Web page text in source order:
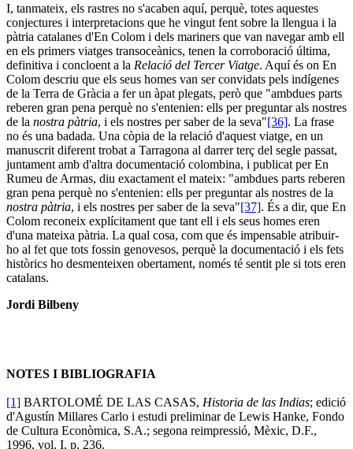
I, tanmateix, els rastres no s'acaben aquí, perquè, totes aquestes
conjectures i interpretacions que he vingut fent sobre la llengua i la
pàtria catalanes d'En Colom i dels mariners que van navegar amb ell
en els primers viatges transoceànics, tenen la corroboració última,
definitiva i concloent a la Relació del Tercer Viatge. Aquí és on En
Colom descriu que els seus homes van ser convidats pels indígenes
de la Terra de Gràcia a fer un àpat plegats, però que "ambdues parts
reberen gran pena perquè no s'entenien: ells per preguntar als nostres
de la nostra pàtria, i els nostres per saber de la seva"[36]. La frase
no és una badada. Una còpia de la relació d'aquest viatge, en un
manuscrit diferent trobat a Tarragona al darrer terç del segle passat,
juntament amb d'altra documentació colombina, i publicat per En
Rumeu de Armas, diu exactament el mateix: "ambdues parts reberen
gran pena perquè no s'entenien: ells per preguntar als nostres de la
nostra pàtria, i els nostres per saber de la seva"[37]. És a dir, que En
Colom reconeix explícitament que tant ell i els seus homes eren
d'una mateixa pàtria. La qual cosa, com que és impensable atribuir-
ho al fet que tots fossin genovesos, perquè la documentació i els fets
històrics ho desmenteixen obertament, només té sentit ple si tots eren
catalans.
Jordi Bilbeny
NOTES I BIBLIOGRAFIA
[1] BARTOLOMÉ DE LAS CASAS, Historia de las Indias; edició
d'Agustín Millares Carlo i estudi preliminar de Lewis Hanke, Fondo
de Cultura Econòmica, S.A.; segona reimpressió, Mèxic, D.F.,
1996, vol. I, p. 236.